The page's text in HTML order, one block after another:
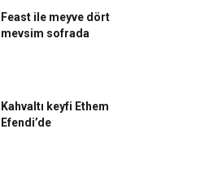
Feast ile meyve dört
mevsim sofrada
Kahvaltı keyfi Ethem
Efendi’de